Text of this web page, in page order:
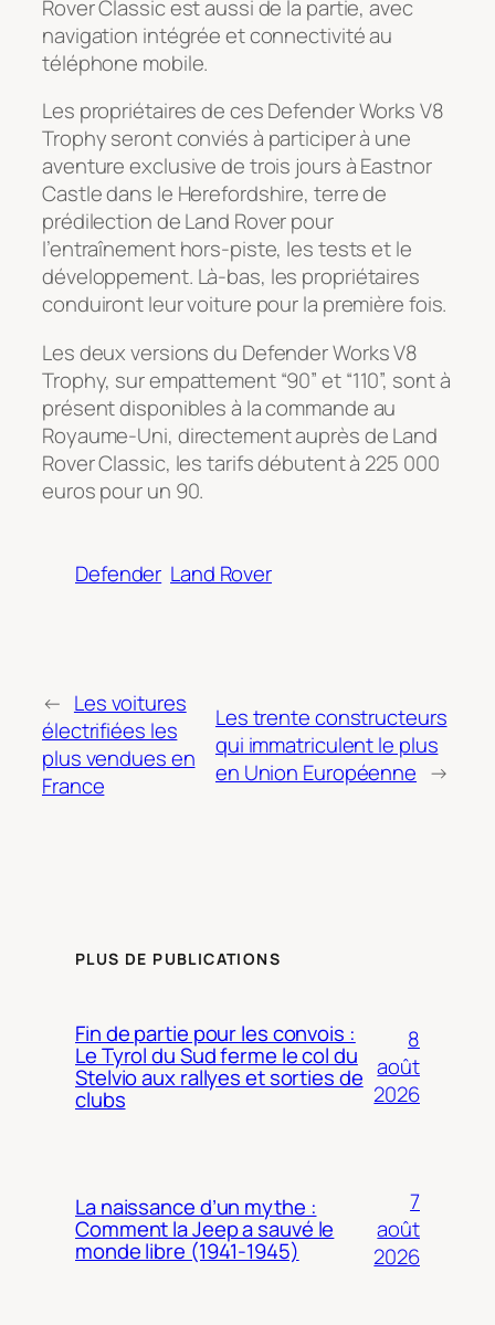
Rover Classic est aussi de la partie, avec
navigation intégrée et connectivité au
téléphone mobile.
Les propriétaires de ces Defender Works V8
Trophy seront conviés à participer à une
aventure exclusive de trois jours à Eastnor
Castle dans le Herefordshire, terre de
prédilection de Land Rover pour
l’entraînement hors-piste, les tests et le
développement. Là-bas, les propriétaires
conduiront leur voiture pour la première fois.
Les deux versions du Defender Works V8
Trophy, sur empattement “90” et “110”, sont à
présent disponibles à la commande au
Royaume-Uni, directement auprès de Land
Rover Classic, les tarifs débutent à 225 000
euros pour un 90.
Defender Land Rover
← Les voitures
électrifiées les
plus vendues en
France
Les trente constructeurs
qui immatriculent le plus
en Union Européenne →
PLUS DE PUBLICATIONS
Fin de partie pour les convois :
Le Tyrol du Sud ferme le col du
Stelvio aux rallyes et sorties de
clubs
8
août
2026
La naissance d’un mythe :
Comment la Jeep a sauvé le
monde libre (1941-1945)
7
août
2026